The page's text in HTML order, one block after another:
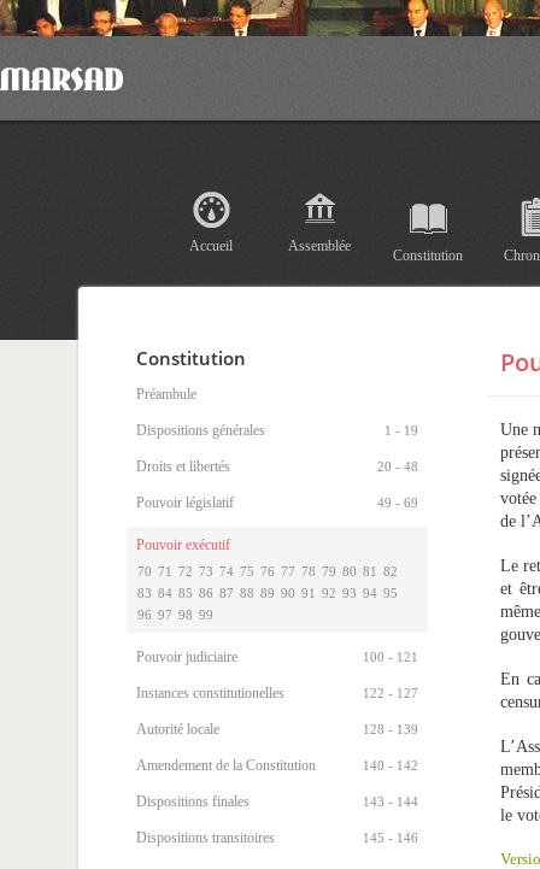
Accueil Assemblée
Constitution
Constitution
Préambule
1 - 19
Dispositions générales
20 - 48
Droits et libertés
49 - 69
Pouvoir législatif
Pouvoir exécutif
70 71 72 73 74 75 76 77 78 79 80 81 82
83 84 85 86 87 88 89 90 91 92 93 94 95
96 97 98 99
100 - 121
Pouvoir judiciaire
122 - 127
Instances constitutionelles
128 - 139
Autorité locale
140 - 142
Amendement de la Constitution
143 - 144
Dispositions finales
145 - 146
Dispositions transitoires
Une
de
Le
et
En
le